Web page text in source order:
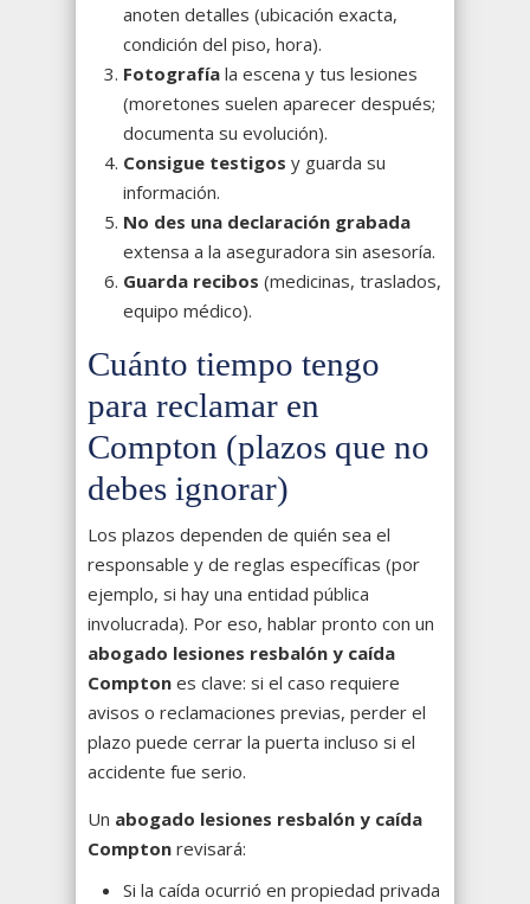
anoten detalles (ubicación exacta,
condición del piso, hora).
Fotografía la escena y tus lesiones
(moretones suelen aparecer después;
documenta su evolución).
Consigue testigos y guarda su
información.
No des una declaración grabada
extensa a la aseguradora sin asesoría.
Guarda recibos (medicinas, traslados,
equipo médico).
Cuánto tiempo tengo
para reclamar en
Compton (plazos que no
debes ignorar)
Los plazos dependen de quién sea el
responsable y de reglas específicas (por
ejemplo, si hay una entidad pública
involucrada). Por eso, hablar pronto con un
abogado lesiones resbalón y caída
Compton es clave: si el caso requiere
avisos o reclamaciones previas, perder el
plazo puede cerrar la puerta incluso si el
accidente fue serio.
Un abogado lesiones resbalón y caída
Compton revisará:
Si la caída ocurrió en propiedad privada